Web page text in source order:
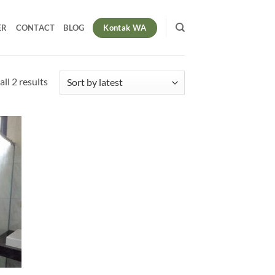
CONTACT BLOG Kontak WA
2 resultsSorted